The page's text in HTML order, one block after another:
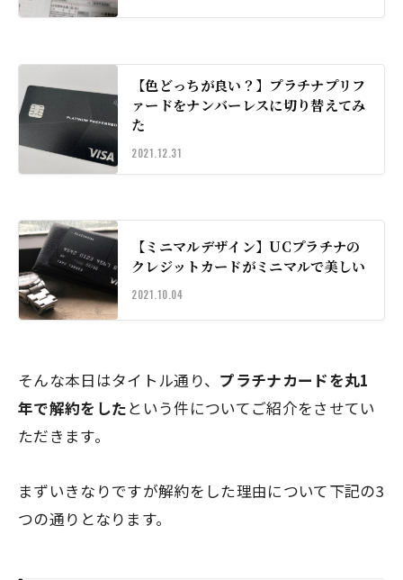
【色どっちが良い？】プラチナプリフ
ァードをナンバーレスに切り替えてみ
た
2021.12.31
【ミニマルデザイン】UCプラチナの
クレジットカードがミニマルで美しい
2021.10.04
そんな本日はタイトル通り、 プラチナカードを丸1
年で解約をしたという件についてご紹介をさせてい
ただきます。
まずいきなりですが解約をした理由について下記の3
つの通りとなります。